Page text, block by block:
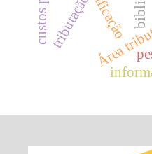
Área
tributação